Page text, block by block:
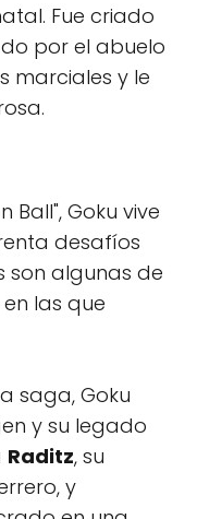
Fue criado
por el abuelo
marciales y le
Ball", Goku vive
desafíos
son algunas de
las que
saga, Goku
y su legado
Raditz, su
y